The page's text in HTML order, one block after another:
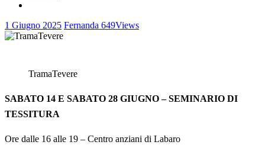
1 Giugno 2025 Fernanda 649Views
TramaTevere
SABATO 14 E SABATO 28 GIUGNO – SEMINARIO DI
TESSITURA
Ore dalle 16 alle 19 – Centro anziani di Labaro